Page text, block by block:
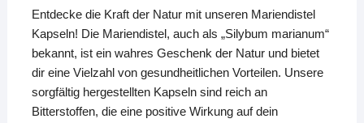
Entdecke die Kraft der Natur mit unseren Mariendistel
Kapseln! Die Mariendistel, auch als „Silybum marianum“
bekannt, ist ein wahres Geschenk der Natur und bietet
dir eine Vielzahl von gesundheitlichen Vorteilen. Unsere
sorgfältig hergestellten Kapseln sind reich an
Bitterstoffen, die eine positive Wirkung auf dein